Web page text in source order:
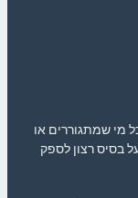
מי שמתגוררים או
בסיס רצון לספק